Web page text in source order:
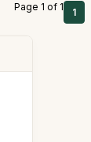
Page 1 of 1 1